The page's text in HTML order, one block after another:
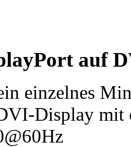
auf
einzelnes
Display mit